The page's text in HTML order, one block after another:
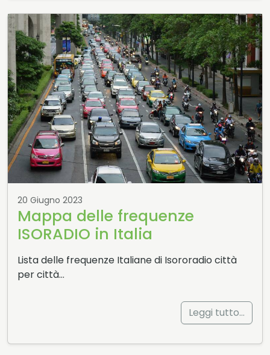
20 Giugno 2023
Mappa delle frequenze
ISORADIO in Italia
Lista delle frequenze Italiane di Isororadio città
per città…
Leggi tutto…